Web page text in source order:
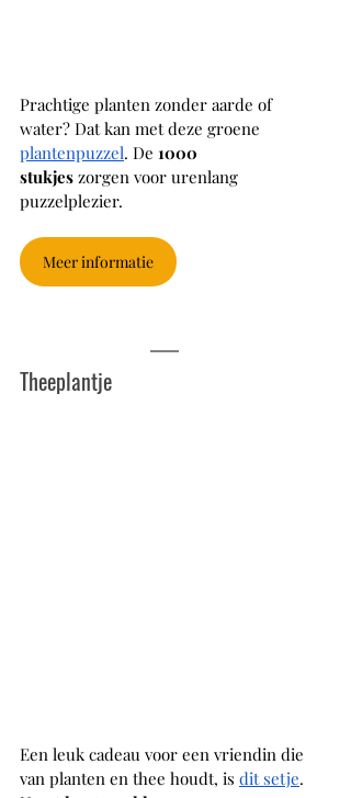
Prachtige planten zonder aarde of
water? Dat kan met deze groene
plantenpuzzel. De 1000
stukjes zorgen voor urenlang
puzzelplezier.
Meer informatie
Theeplantje
Een leuk cadeau voor een vriendin die
van planten en thee houdt, is dit setje.